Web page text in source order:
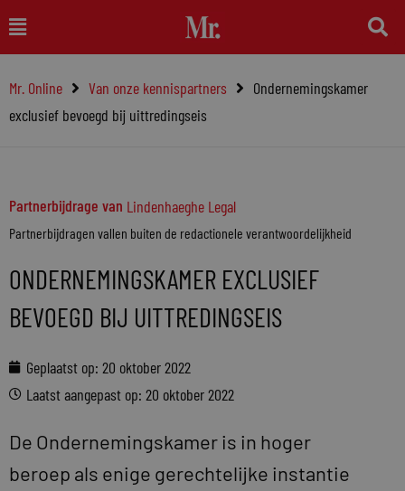
naar
inhoud
Main
Menu
Mr. Online Van onze kennispartners
Ondernemingskamer
exclusief bevoegd bij uittredingseis
Partnerbijdrage van Lindenhaeghe Legal
Partnerbijdragen vallen buiten de redactionele verantwoordelijkheid
ONDERNEMINGSKAMER EXCLUSIEF
BEVOEGD BIJ UITTREDINGSEIS
Geplaatst op: 20 oktober 2022
Laatst aangepast op: 20 oktober 2022
De Ondernemingskamer is in hoger
beroep als enige gerechtelijke instantie